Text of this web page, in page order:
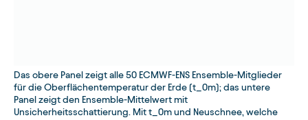
Das obere Panel zeigt alle 50 ECMWF-ENS Ensemble-Mitglieder
für die Oberflächentemperatur der Erde (t_0m); das untere
Panel zeigt den Ensemble-Mittelwert mit
Unsicherheitsschattierung. Mit t_0m und Neuschnee, welche